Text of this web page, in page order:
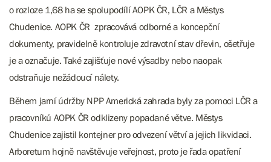
o rozloze 1,68 ha se spolupodílí AOPK ČR, LČR a Městys
Chudenice. AOPK ČR zpracovává odborné a koncepční
dokumenty, pravidelně kontroluje zdravotní stav dřevin, ošetřuje
je a označuje. Také zajišťuje nové výsadby nebo naopak
odstraňuje nežádoucí nálety.
Během jarní údržby NPP Americká zahrada byly za pomoci LČR a
pracovníků AOPK ČR odklizeny popadané větve. Městys
Chudenice zajistil kontejner pro odvezení větví a jejich likvidaci.
Arboretum hojně navštěvuje veřejnost, proto je řada opatření